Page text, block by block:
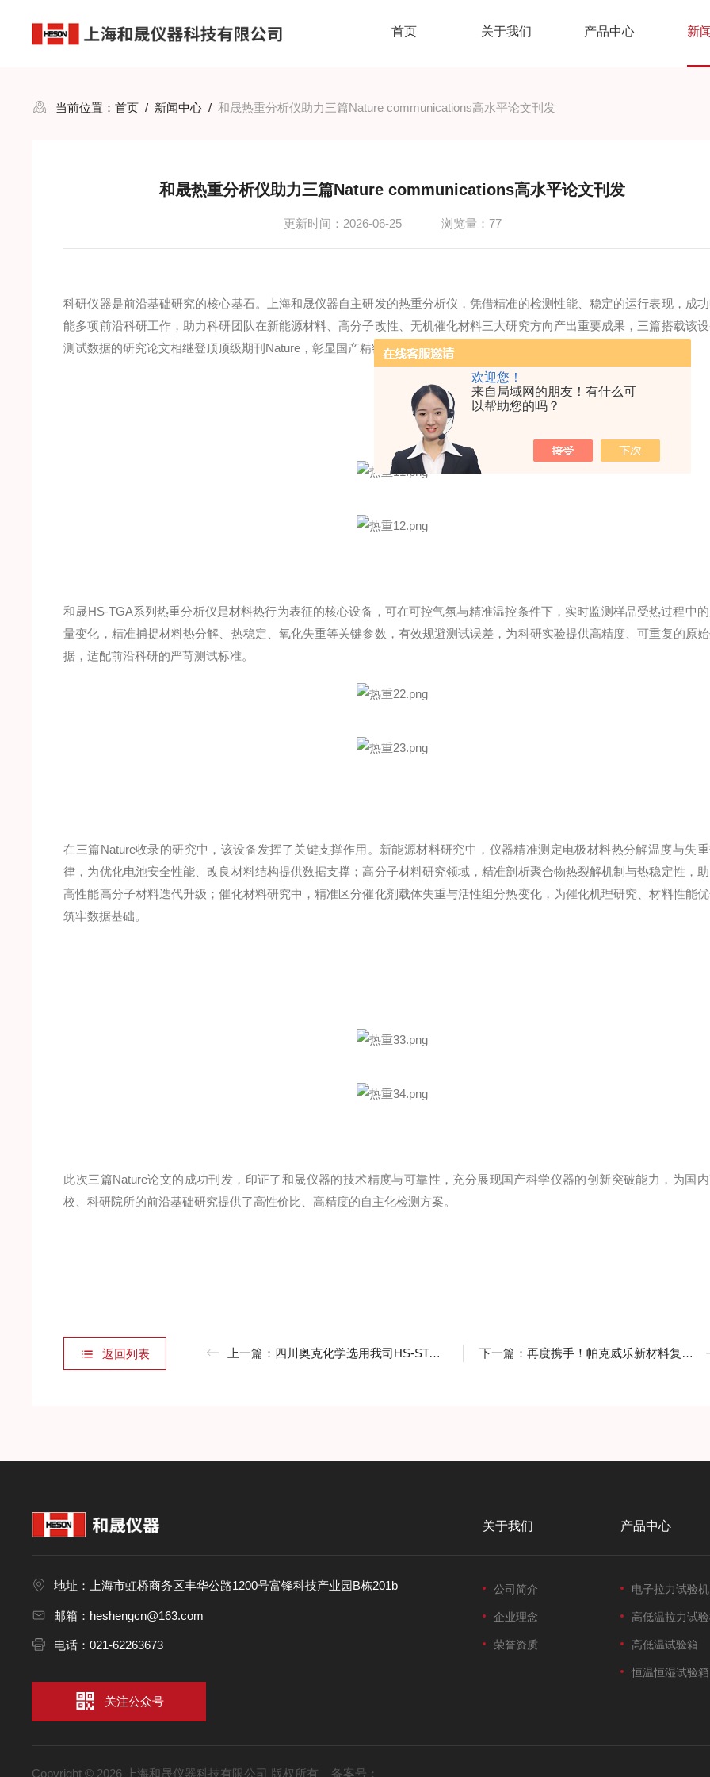
欢迎您！
来自局域网的朋友！有什么可
以帮助您的吗？
首页 关于我们 产品中心 新
当前位置：首页 / 新闻中心 /和晟热重分析仪助力三篇Nature communications高水平论文刊发
和晟热重分析仪助力三篇Nature communications高水平论文刊发
更新时间：2026-06-25 浏览量：77
科研仪器是前沿基础研究的核心基石。上海和晟仪器自主研发的热重分析仪，凭借精准的检测性能、稳定的运行表现，成
能多项前沿科研工作，助力科研团队在新能源材料、高分子改性、无机催化材料三大研究方向产出重要成果，三篇搭载该
测试数据的研究论文相继登顶顶级期刊Nature，彰显国产精密仪器的硬核实力。
和晟HS-TGA系列热重分析仪是材料热行为表征的核心设备，可在可控气氛与精准温控条件下，实时监测样品受热过程中
量变化，精准捕捉材料热分解、热稳定、氧化失重等关键参数，有效规避测试误差，为科研实验提供高精度、可重复的原
据，适配前沿科研的严苛测试标准。
在三篇Nature收录的研究中，该设备发挥了关键支撑作用。新能源材料研究中，仪器精准测定电极材料热分解温度与失
律，为优化电池安全性能、改良材料结构提供数据支撑；高分子材料研究领域，精准剖析聚合物热裂解机制与热稳定性，
高性能高分子材料迭代升级；催化材料研究中，精准区分催化剂载体失重与活性组分热变化，为催化机理研究、材料性能
筑牢数据基础。
此次三篇Nature论文的成功刊发，印证了和晟仪器的技术精度与可靠性，充分展现国产科学仪器的创新突破能力，为国
校、科研院所的前沿基础研究提供了高性价比、高精度的自主化检测方案。
返回列表 上一篇： 四川奥克化学选用我司HS-STA-301升降同步热分析仪 下一篇：再度携手！帕克威乐新材料复购我司HS-DSC-101A差示扫描量热仪
地址：上海市虹桥商务区丰华公路1200号富锋科技产业园B栋201b
邮箱：heshengcn@163.com
电话：021-62263673
关注公众号
关于我们
公司简介
企业理念
荣誉资质
产品中心
电子拉力试验机
高低温拉力试
高低温试验箱
恒温恒湿试验箱
Copyright © 2026 上海和晟仪器科技有限公司 版权所有 备案号：